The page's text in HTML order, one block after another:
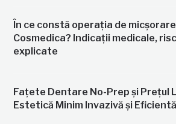
În ce constă operația de
Cosmedica? Indicații medicale,
explicate
Fațete Dentare No-Prep și Prețul
Estetică Minim Invazivă și Eficientă